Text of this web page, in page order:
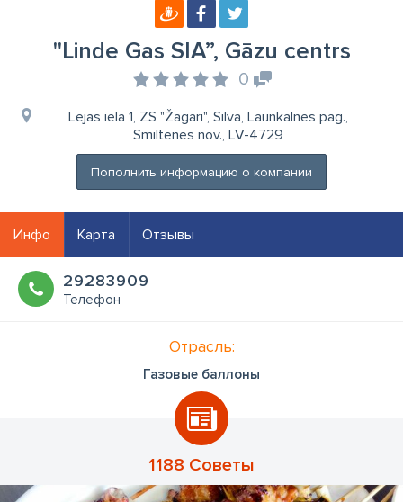
''Linde Gas SIA”, Gāzu centrs
0
Lejas iela 1, ZS "Žagari", Silva, Launkalnes pag.,
Smiltenes nov., LV-4729
Пополнить информацию о компании
Инфо Карта Отзывы
29283909
Телефон
Отрасль:
Газовые баллоны
1188 Советы